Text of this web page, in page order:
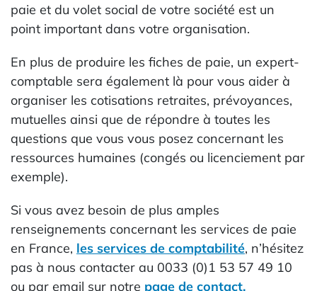
paie et du volet social de votre société est un
point important dans votre organisation.
En plus de produire les fiches de paie, un expert-
comptable sera également là pour vous aider à
organiser les cotisations retraites, prévoyances,
mutuelles ainsi que de répondre à toutes les
questions que vous vous posez concernant les
ressources humaines (congés ou licenciement par
exemple).
Si vous avez besoin de plus amples
renseignements concernant les services de paie
en France, les services de comptabilité, n’hésitez
pas à nous contacter au 0033 (0)1 53 57 49 10
ou par email sur notre page de contact.